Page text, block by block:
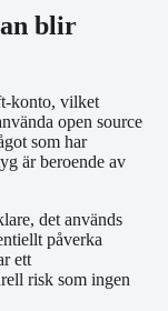
blir
konto, vilket
open source
som har
är beroende av
det används
påverka
ett
risk som ingen